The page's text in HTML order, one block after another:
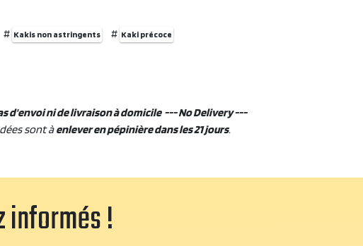
# Kakis non astringents # Kaki précoce
d'envoi ni de livraison à domicile --- No Delivery ---
sont àenlever en pépinière dans les 21 jours.
informés !